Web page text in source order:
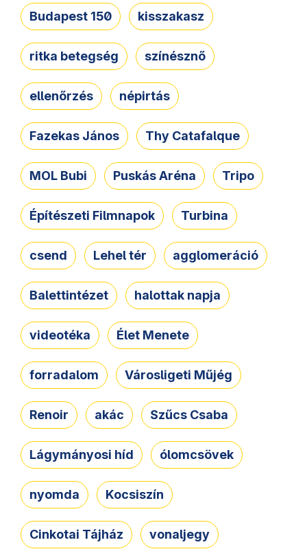
Budapest 150 kisszakasz
ritka betegség színésznő
ellenőrzés népirtás
Fazekas János Thy Catafalque
MOL Bubi Puskás Aréna Tripo
Építészeti Filmnapok Turbina
csend Lehel tér agglomeráció
Balettintézet halottak napja
videotéka Élet Menete
forradalom Városligeti Műjég
Renoir akác Szűcs Csaba
Lágymányosi híd ólomcsövek
nyomda Kocsiszín
Cinkotai Tájház vonaljegy